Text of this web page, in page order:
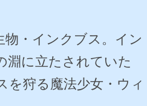
物・インクブス。イン
淵に立たされていた
を狩る魔法少女・ウィ